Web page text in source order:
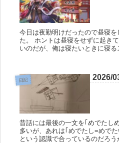
今日は夜勤明けだったので昼寝
た。 ホントは昼寝をせずに起き
いのだが、俺は寝たいときに寝る
日記 2026/
昔話には最後の一文を｢めでたし
多いが、あれは｢めでたし=めで
という認識で合っているのだろ